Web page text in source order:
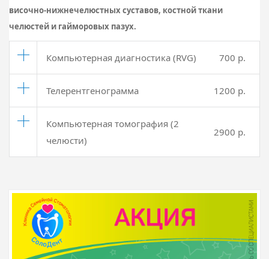
височно-нижнечелюстных суставов, костной ткани
челюстей и гайморовых пазух.
Компьютерная диагностика (RVG) 700 p.
Телерентгенограмма 1200 p.
Компьютерная томография (2
челюсти)
2900 p.